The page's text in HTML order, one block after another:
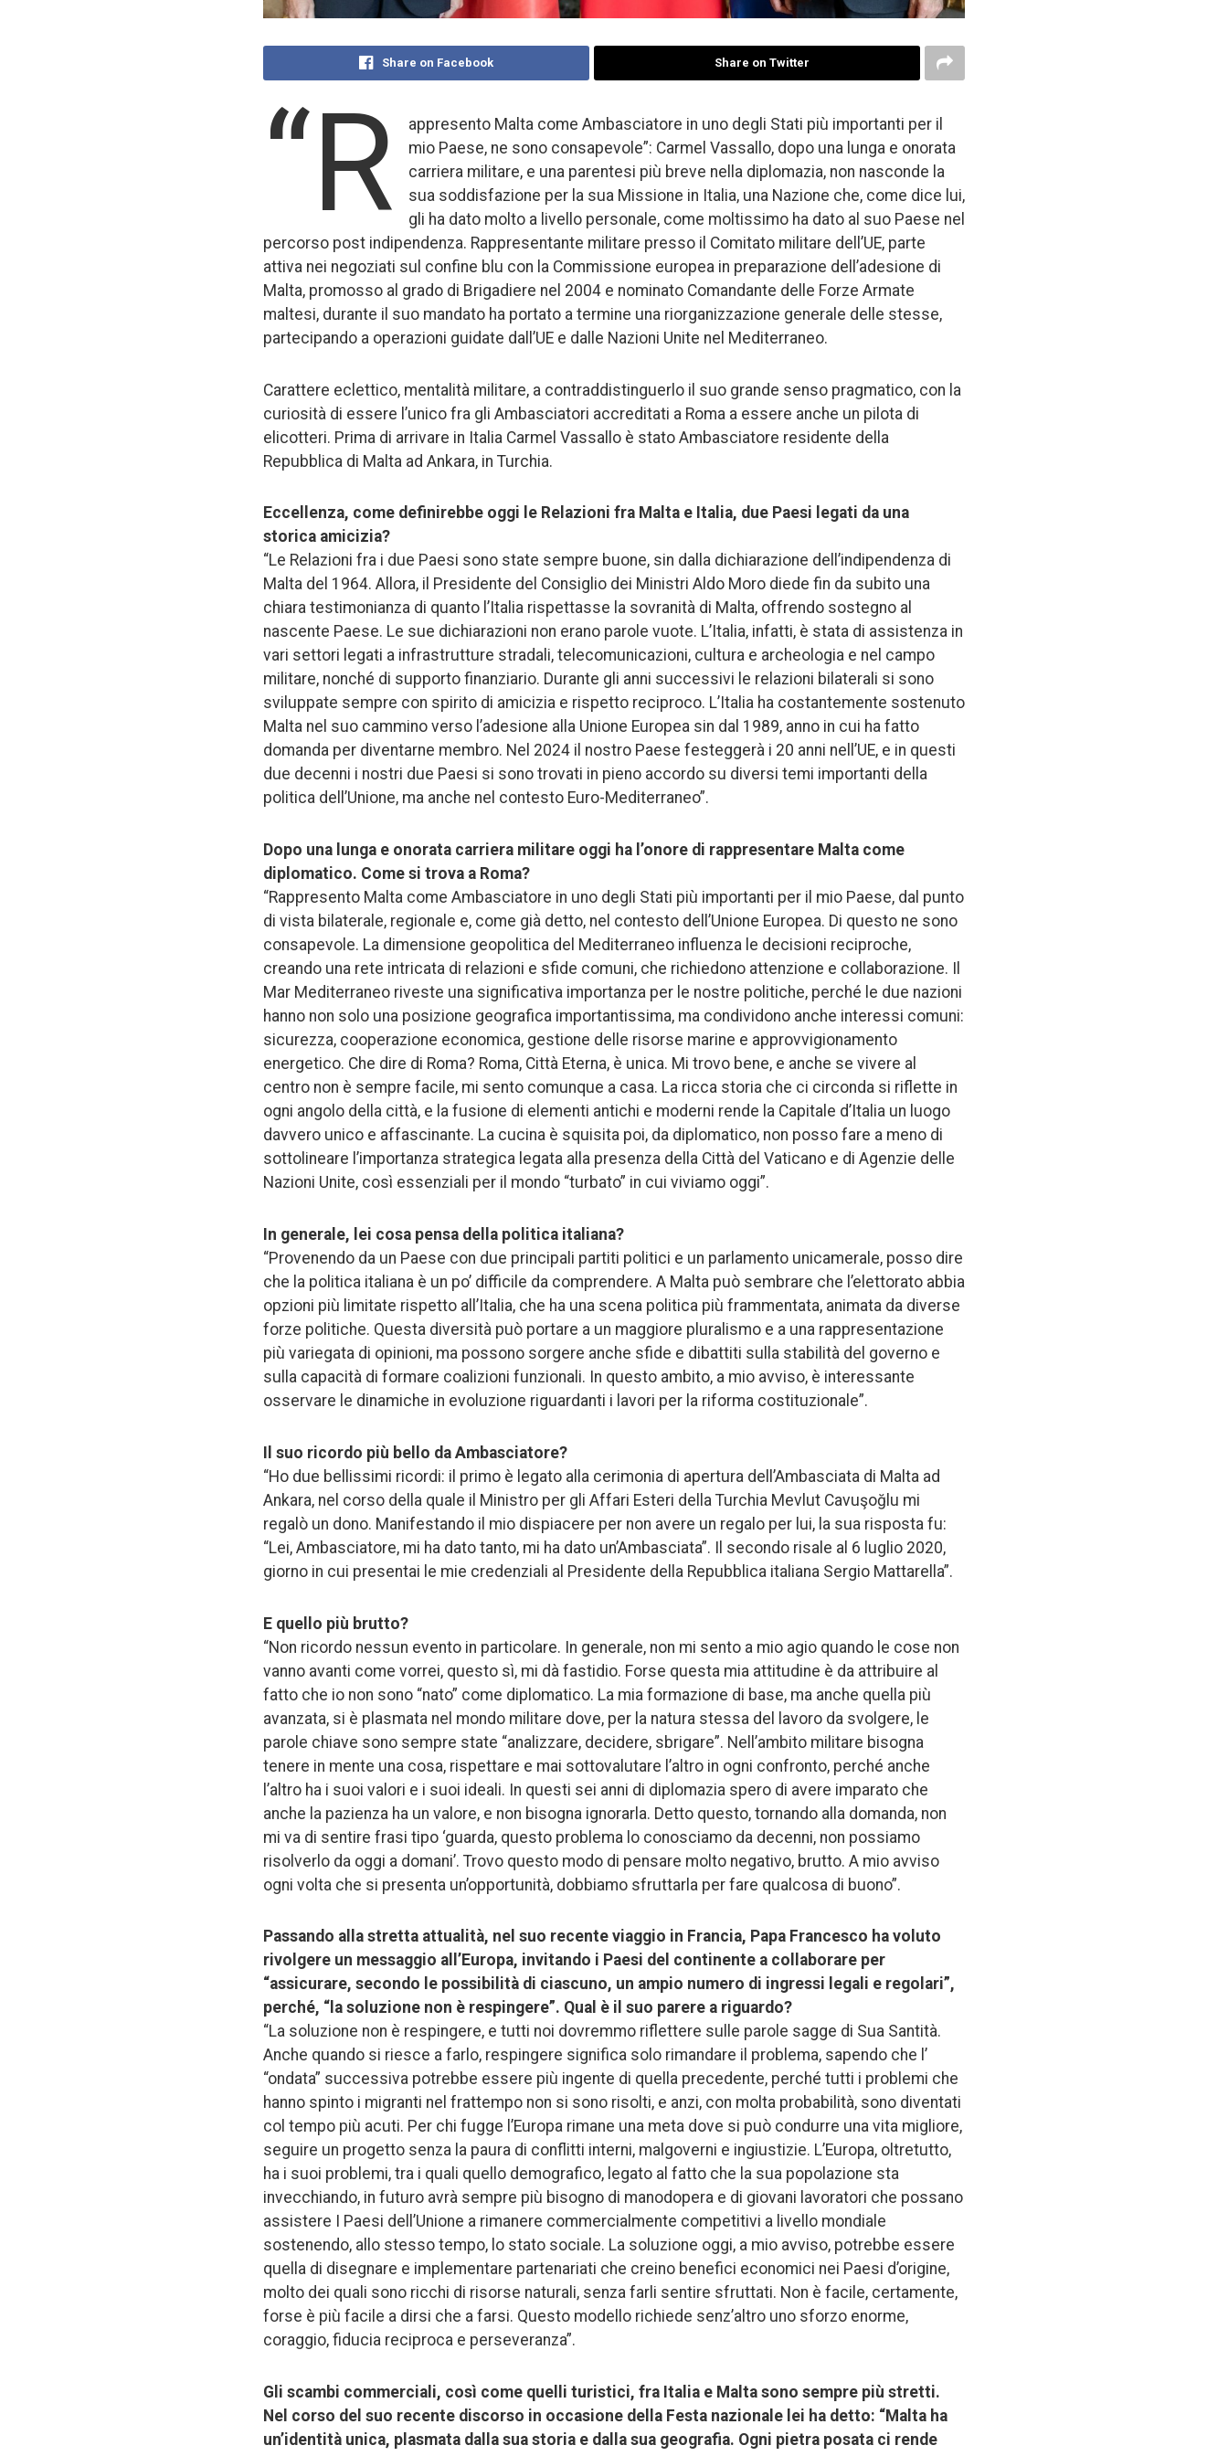
Share on Facebook Share on Twitter
“R
appresento Malta come Ambasciatore in uno degli Stati più importanti per il
mio Paese, ne sono consapevole”: Carmel Vassallo, dopo una lunga e onorata
carriera militare, e una parentesi più breve nella diplomazia, non nasconde la
sua soddisfazione per la sua Missione in Italia, una Nazione che, come dice lui,
gli ha dato molto a livello personale, come moltissimo ha dato al suo Paese nel
percorso post indipendenza. Rappresentante militare presso il Comitato militare dell’UE, parte
attiva nei negoziati sul confine blu con la Commissione europea in preparazione dell’adesione di
Malta, promosso al grado di Brigadiere nel 2004 e nominato Comandante delle Forze Armate
maltesi, durante il suo mandato ha portato a termine una riorganizzazione generale delle stesse,
partecipando a operazioni guidate dall’UE e dalle Nazioni Unite nel Mediterraneo.
Carattere eclettico, mentalità militare, a contraddistinguerlo il suo grande senso pragmatico, con la
curiosità di essere l’unico fra gli Ambasciatori accreditati a Roma a essere anche un pilota di
elicotteri. Prima di arrivare in Italia Carmel Vassallo è stato Ambasciatore residente della
Repubblica di Malta ad Ankara, in Turchia.
Eccellenza, come definirebbe oggi le Relazioni fra Malta e Italia, due Paesi legati da una
storica amicizia?
“Le Relazioni fra i due Paesi sono state sempre buone, sin dalla dichiarazione dell’indipendenza di
Malta del 1964. Allora, il Presidente del Consiglio dei Ministri Aldo Moro diede fin da subito una
chiara testimonianza di quanto l’Italia rispettasse la sovranità di Malta, offrendo sostegno al
nascente Paese. Le sue dichiarazioni non erano parole vuote. L’Italia, infatti, è stata di assistenza in
vari settori legati a infrastrutture stradali, telecomunicazioni, cultura e archeologia e nel campo
militare, nonché di supporto finanziario. Durante gli anni successivi le relazioni bilaterali si sono
sviluppate sempre con spirito di amicizia e rispetto reciproco. L’Italia ha costantemente sostenuto
Malta nel suo cammino verso l’adesione alla Unione Europea sin dal 1989, anno in cui ha fatto
domanda per diventarne membro. Nel 2024 il nostro Paese festeggerà i 20 anni nell’UE, e in questi
due decenni i nostri due Paesi si sono trovati in pieno accordo su diversi temi importanti della
politica dell’Unione, ma anche nel contesto Euro-Mediterraneo”.
Dopo una lunga e onorata carriera militare oggi ha l’onore di rappresentare Malta come
diplomatico. Come si trova a Roma?
“Rappresento Malta come Ambasciatore in uno degli Stati più importanti per il mio Paese, dal punto
di vista bilaterale, regionale e, come già detto, nel contesto dell’Unione Europea. Di questo ne sono
consapevole. La dimensione geopolitica del Mediterraneo influenza le decisioni reciproche,
creando una rete intricata di relazioni e sfide comuni, che richiedono attenzione e collaborazione. Il
Mar Mediterraneo riveste una significativa importanza per le nostre politiche, perché le due nazioni
hanno non solo una posizione geografica importantissima, ma condividono anche interessi comuni:
sicurezza, cooperazione economica, gestione delle risorse marine e approvvigionamento
energetico. Che dire di Roma? Roma, Città Eterna, è unica. Mi trovo bene, e anche se vivere al
centro non è sempre facile, mi sento comunque a casa. La ricca storia che ci circonda si riflette in
ogni angolo della città, e la fusione di elementi antichi e moderni rende la Capitale d’Italia un luogo
davvero unico e affascinante. La cucina è squisita poi, da diplomatico, non posso fare a meno di
sottolineare l’importanza strategica legata alla presenza della Città del Vaticano e di Agenzie delle
Nazioni Unite, così essenziali per il mondo “turbato” in cui viviamo oggi”.
In generale, lei cosa pensa della politica italiana?
“Provenendo da un Paese con due principali partiti politici e un parlamento unicamerale, posso dire
che la politica italiana è un po’ difficile da comprendere. A Malta può sembrare che l’elettorato abbia
opzioni più limitate rispetto all’Italia, che ha una scena politica più frammentata, animata da diverse
forze politiche. Questa diversità può portare a un maggiore pluralismo e a una rappresentazione
più variegata di opinioni, ma possono sorgere anche sfide e dibattiti sulla stabilità del governo e
sulla capacità di formare coalizioni funzionali. In questo ambito, a mio avviso, è interessante
osservare le dinamiche in evoluzione riguardanti i lavori per la riforma costituzionale”.
Il suo ricordo più bello da Ambasciatore?
“Ho due bellissimi ricordi: il primo è legato alla cerimonia di apertura dell’Ambasciata di Malta ad
Ankara, nel corso della quale il Ministro per gli Affari Esteri della Turchia Mevlut Cavuşoğlu mi
regalò un dono. Manifestando il mio dispiacere per non avere un regalo per lui, la sua risposta fu:
“Lei, Ambasciatore, mi ha dato tanto, mi ha dato un’Ambasciata”. Il secondo risale al 6 luglio 2020,
giorno in cui presentai le mie credenziali al Presidente della Repubblica italiana Sergio Mattarella”.
E quello più brutto?
“Non ricordo nessun evento in particolare. In generale, non mi sento a mio agio quando le cose non
vanno avanti come vorrei, questo sì, mi dà fastidio. Forse questa mia attitudine è da attribuire al
fatto che io non sono “nato” come diplomatico. La mia formazione di base, ma anche quella più
avanzata, si è plasmata nel mondo militare dove, per la natura stessa del lavoro da svolgere, le
parole chiave sono sempre state “analizzare, decidere, sbrigare”. Nell’ambito militare bisogna
tenere in mente una cosa, rispettare e mai sottovalutare l’altro in ogni confronto, perché anche
l’altro ha i suoi valori e i suoi ideali. In questi sei anni di diplomazia spero di avere imparato che
anche la pazienza ha un valore, e non bisogna ignorarla. Detto questo, tornando alla domanda, non
mi va di sentire frasi tipo ‘guarda, questo problema lo conosciamo da decenni, non possiamo
risolverlo da oggi a domani’. Trovo questo modo di pensare molto negativo, brutto. A mio avviso
ogni volta che si presenta un’opportunità, dobbiamo sfruttarla per fare qualcosa di buono”.
Passando alla stretta attualità, nel suo recente viaggio in Francia, Papa Francesco ha voluto
rivolgere un messaggio all’Europa, invitando i Paesi del continente a collaborare per
“assicurare, secondo le possibilità di ciascuno, un ampio numero di ingressi legali e regolari”,
perché, “la soluzione non è respingere”. Qual è il suo parere a riguardo?
“La soluzione non è respingere, e tutti noi dovremmo riflettere sulle parole sagge di Sua Santità.
Anche quando si riesce a farlo, respingere significa solo rimandare il problema, sapendo che l’
“ondata” successiva potrebbe essere più ingente di quella precedente, perché tutti i problemi che
hanno spinto i migranti nel frattempo non si sono risolti, e anzi, con molta probabilità, sono diventati
col tempo più acuti. Per chi fugge l’Europa rimane una meta dove si può condurre una vita migliore,
seguire un progetto senza la paura di conflitti interni, malgoverni e ingiustizie. L’Europa, oltretutto,
ha i suoi problemi, tra i quali quello demografico, legato al fatto che la sua popolazione sta
invecchiando, in futuro avrà sempre più bisogno di manodopera e di giovani lavoratori che possano
assistere I Paesi dell’Unione a rimanere commercialmente competitivi a livello mondiale
sostenendo, allo stesso tempo, lo stato sociale. La soluzione oggi, a mio avviso, potrebbe essere
quella di disegnare e implementare partenariati che creino benefici economici nei Paesi d’origine,
molto dei quali sono ricchi di risorse naturali, senza farli sentire sfruttati. Non è facile, certamente,
forse è più facile a dirsi che a farsi. Questo modello richiede senz’altro uno sforzo enorme,
coraggio, fiducia reciproca e perseveranza”.
Gli scambi commerciali, così come quelli turistici, fra Italia e Malta sono sempre più stretti.
Nel corso del suo recente discorso in occasione della Festa nazionale lei ha detto: “Malta ha
un’identità unica, plasmata dalla sua storia e dalla sua geografia. Ogni pietra posata ci rende